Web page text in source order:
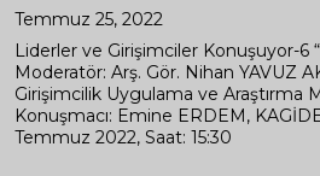
Temmuz 25, 2022
Liderler ve Girişimciler Konuşuyor-6
Moderatör: Arş. Gör. Nihan YAVUZ
Girişimcilik Uygulama ve Araştırma
Konuşmacı: Emine ERDEM,
Temmuz 2022, Saat: 15:30